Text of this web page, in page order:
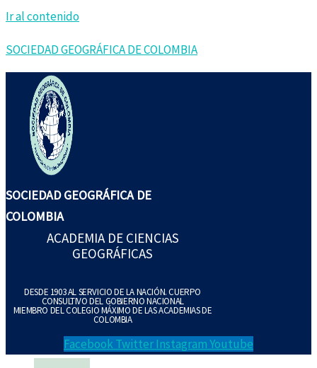
Ir al contenido
SOCIEDAD GEOGRÁFICA DE COLOMBIA
SOCIEDAD GEOGRÁFICA DE
COLOMBIA
ACADEMIA DE CIENCIAS
GEOGRÁFICAS
DESDE 1903 AL SERVICIO DE LA NACIÓN. CUERPO
CONSULTIVO DEL GOBIERNO NACIONAL
MIEMBRO DEL COLEGIO MÁXIMO DE LAS ACADEMIAS DE
COLOMBIA
Facebook Twitter InstagramYoutube